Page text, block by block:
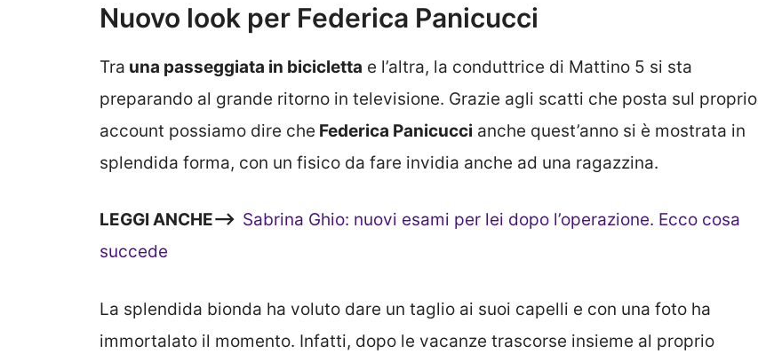
Nuovo look per Federica Panicucci
Tra una passeggiata in bicicletta e l’altra, la conduttrice di Mattino 5 si sta
preparando al grande ritorno in televisione. Grazie agli scatti che posta sul proprio
account possiamo dire che Federica Panicucci anche quest’anno si è mostrata in
splendida forma, con un fisico da fare invidia anche ad una ragazzina.
LEGGI ANCHE—> Sabrina Ghio: nuovi esami per lei dopo l’operazione. Ecco cosa
succede
La splendida bionda ha voluto dare un taglio ai suoi capelli e con una foto ha
immortalato il momento. Infatti, dopo le vacanze trascorse insieme al proprio